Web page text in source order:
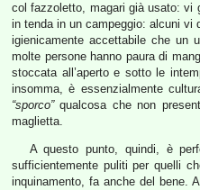
col fazzoletto, magari già usato: vi
in tenda in un campeggio: alcuni vi
igienicamente accettabile che un
molte persone hanno paura di
stoccata all’aperto e sotto le
insomma, è essenzialmente
“sporco”qualcosa che non
maglietta.
A questo punto, quindi, è
sufficientemente puliti per quelli
inquinamento, fa anche del bene.